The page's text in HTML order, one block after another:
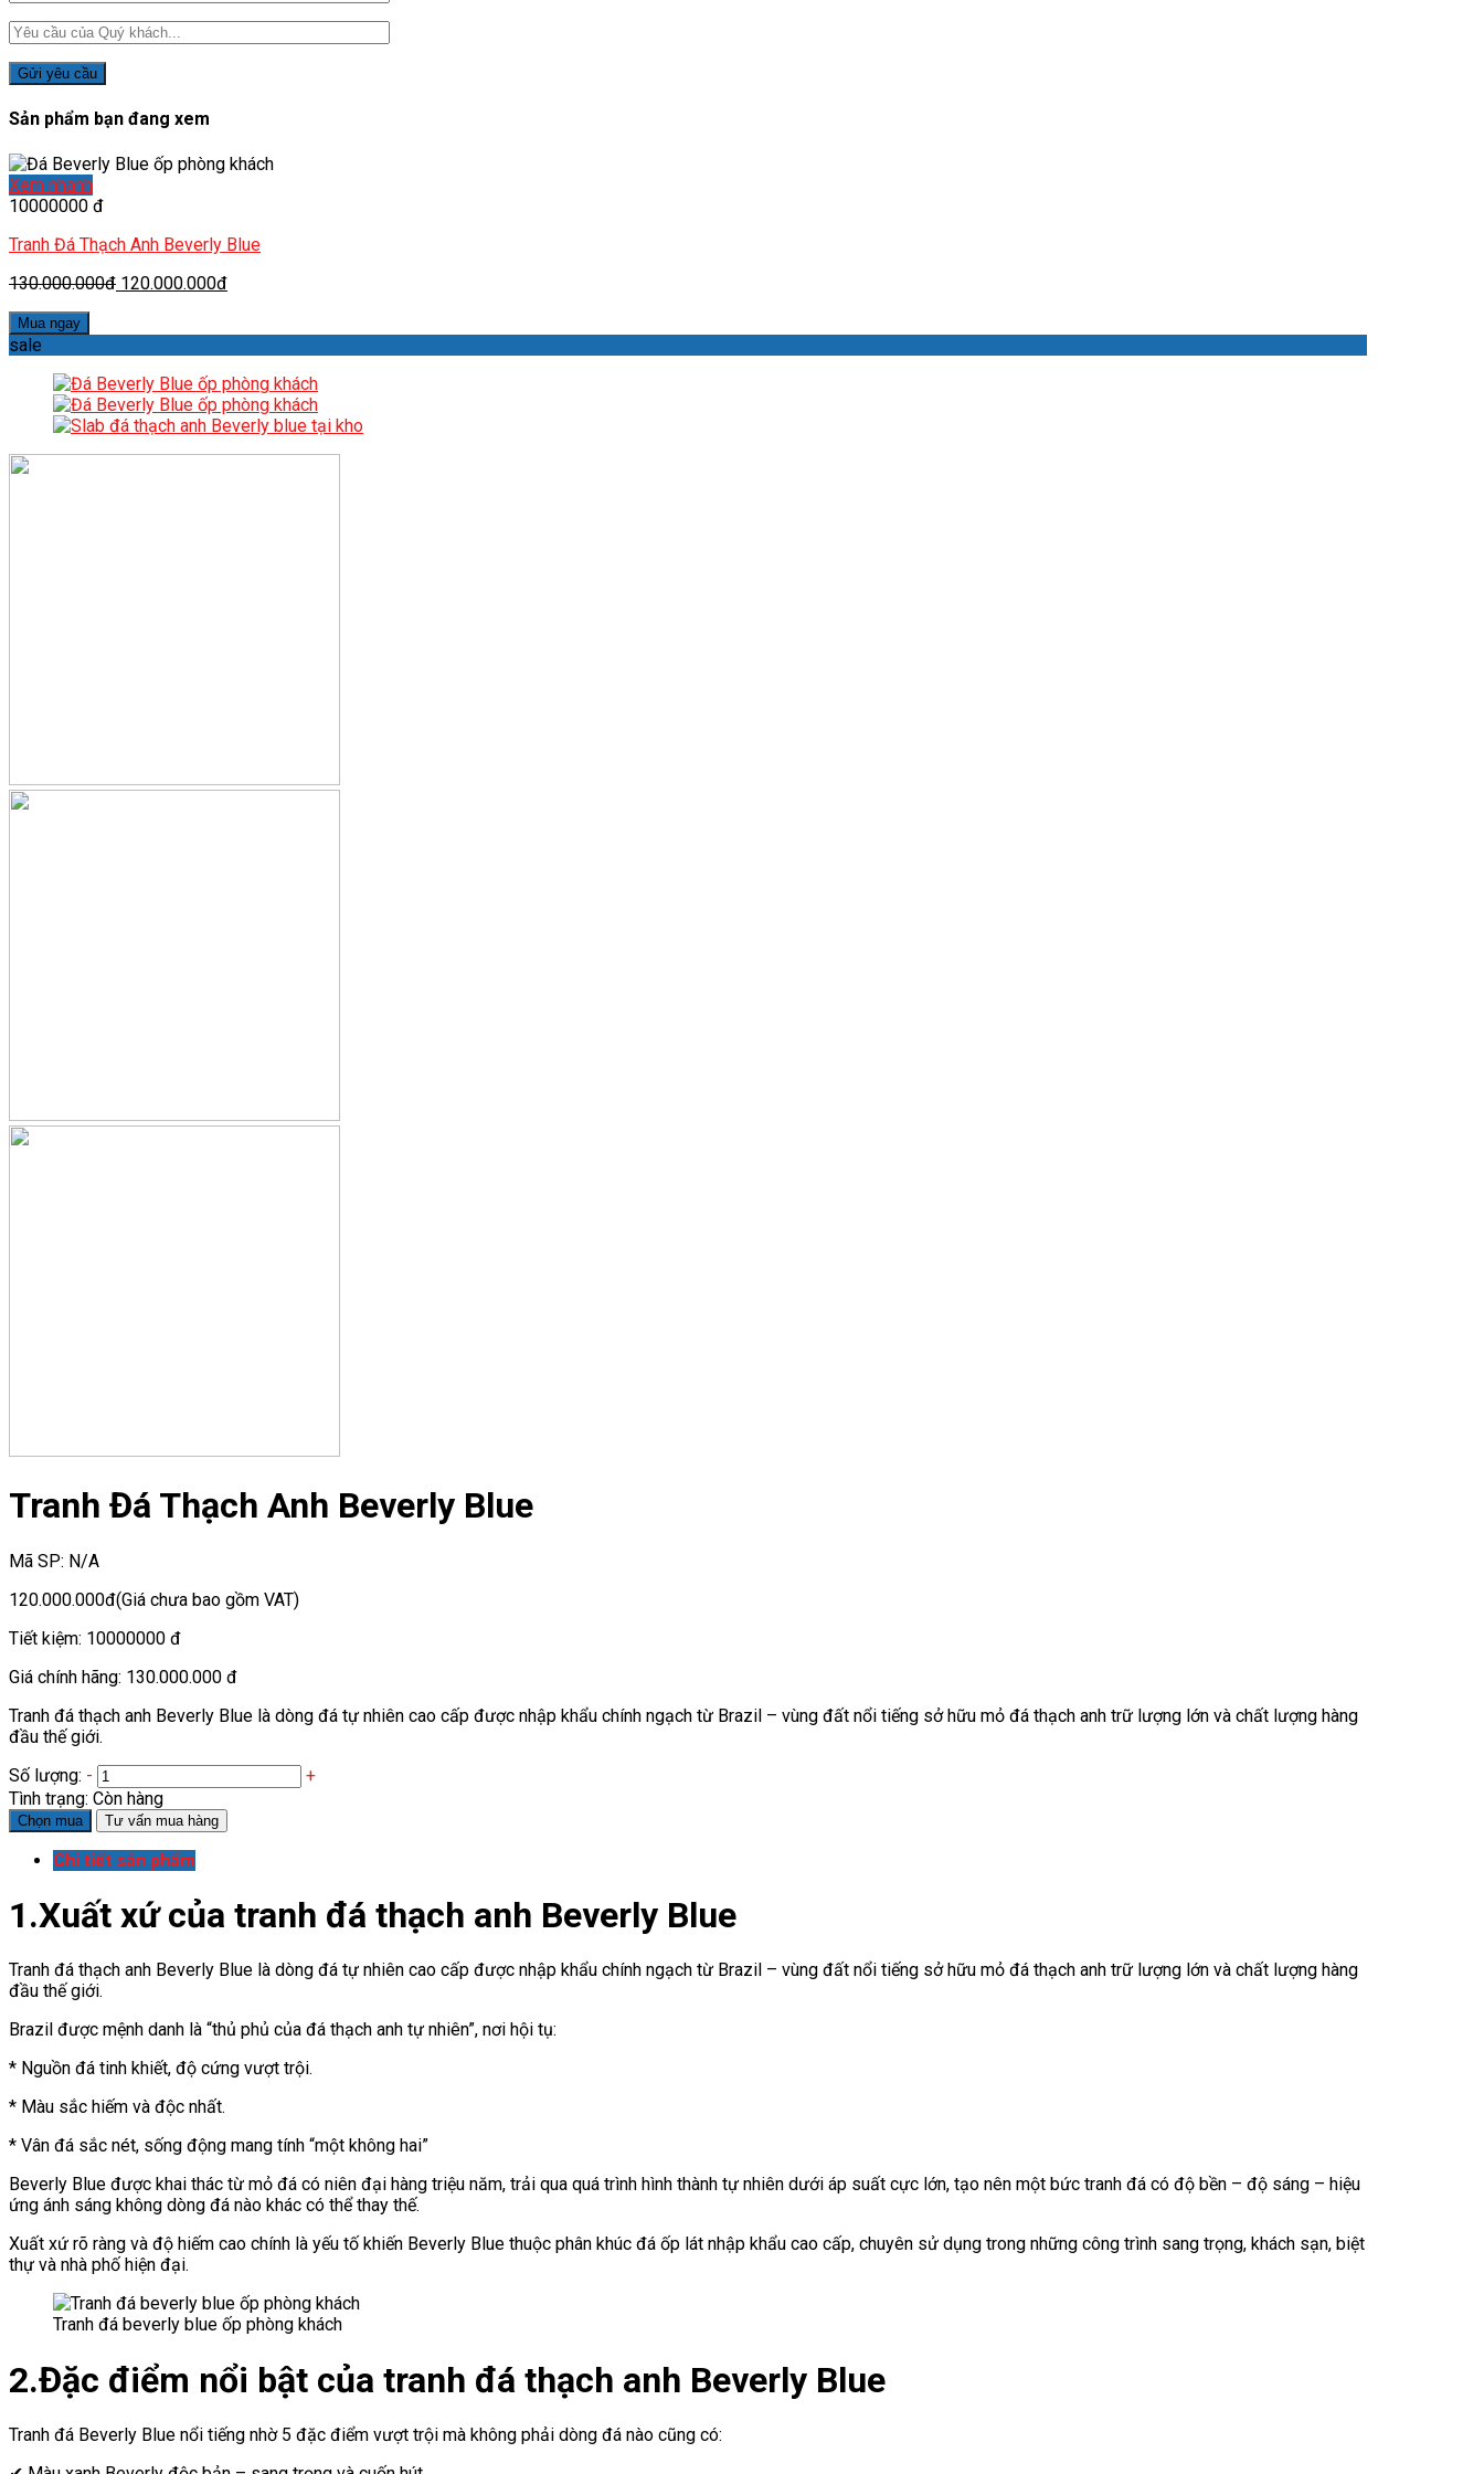
Sản phẩm bạn đang xem
Xem nhanh
10000000 đ
Tranh Đá Thạch Anh Beverly Blue
130.000.000đ 120.000.000đ
Mua ngay
sale
Tranh Đá Thạch Anh Beverly Blue
Mã SP: N/A
120.000.000đ(Giá chưa bao gồm VAT)
Tiết kiệm: 10000000 đ
Giá chính hãng: 130.000.000 đ
Tranh đá thạch anh Beverly Blue là dòng đá tự nhiên cao cấp được nhập khẩu chính ngạch từ Brazil – vùng đất nổi tiếng sở hữu mỏ đá thạch anh trữ lượng lớn và chất lượng hàng
đầu thế giới.
Số lượng: -
+
Tình trạng: Còn hàng
Chọn mua Tư vấn mua hàng
Chi tiết sản phẩm
1.Xuất xứ của tranh đá thạch anh Beverly Blue
Tranh đá thạch anh Beverly Blue là dòng đá tự nhiên cao cấp được nhập khẩu chính ngạch từ Brazil – vùng đất nổi tiếng sở hữu mỏ đá thạch anh trữ lượng lớn và chất lượng hàng
đầu thế giới.
Brazil được mệnh danh là “thủ phủ của đá thạch anh tự nhiên”, nơi hội tụ:
* Nguồn đá tinh khiết, độ cứng vượt trội.
* Màu sắc hiếm và độc nhất.
* Vân đá sắc nét, sống động mang tính “một không hai”
Beverly Blue được khai thác từ mỏ đá có niên đại hàng triệu năm, trải qua quá trình hình thành tự nhiên dưới áp suất cực lớn, tạo nên một bức tranh đá có độ bền – độ sáng – hiệu
ứng ánh sáng không dòng đá nào khác có thể thay thế.
Xuất xứ rõ ràng và độ hiếm cao chính là yếu tố khiến Beverly Blue thuộc phân khúc đá ốp lát nhập khẩu cao cấp, chuyên sử dụng trong những công trình sang trọng, khách sạn, biệt
thự và nhà phố hiện đại.
Tranh đá beverly blue ốp phòng khách
2.Đặc điểm nổi bật của tranh đá thạch anh Beverly Blue
Tranh đá Beverly Blue nổi tiếng nhờ 5 đặc điểm vượt trội mà không phải dòng đá nào cũng có: